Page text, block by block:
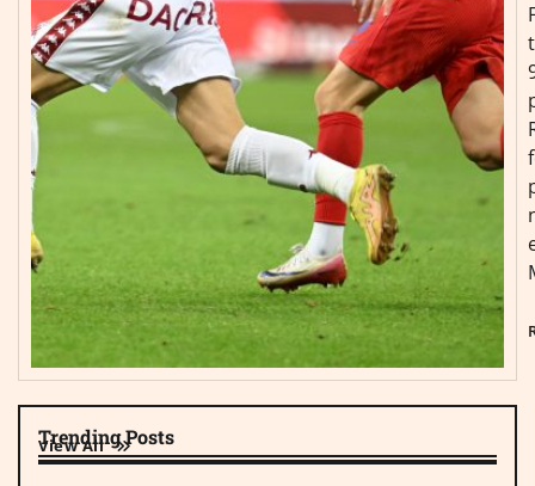
Trending Posts
View All